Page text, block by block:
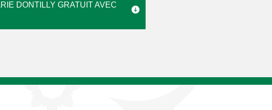
DONTILLY GRATUIT AVEC